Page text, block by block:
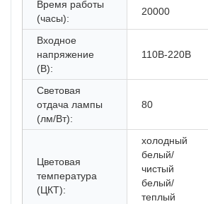
Время работы
(часы):
20000
Входное
напряжение
(В):
110В-220В
Световая
отдача лампы
(лм/Вт):
80
Цветовая
температура
(ЦКТ):
холодный
белый/
чистый
белый/
теплый